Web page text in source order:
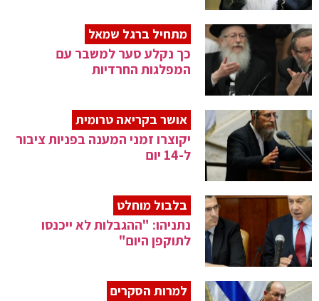
מתחיל ברגל שמאל
כך נקלע סער למשבר עם
המפלגות החרדיות
אושר בקריאה טרומית
יקוצרו זמני המענה בפניות ציבור
ל-14 יום
בלבול מוחלט
נתניהו: "ההגבלות לא ייכנסו
לתוקפן היום"
למרות הסקרים